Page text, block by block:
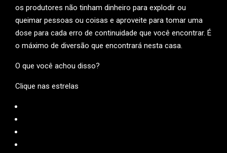
os produtores não tinham dinheiro para explodir ou
queimar pessoas ou coisas e aproveite para tomar uma
dose para cada erro de continuidade que você encontrar. É
o máximo de diversão que encontrará nesta casa.
O que você achou disso?
Clique nas estrelas